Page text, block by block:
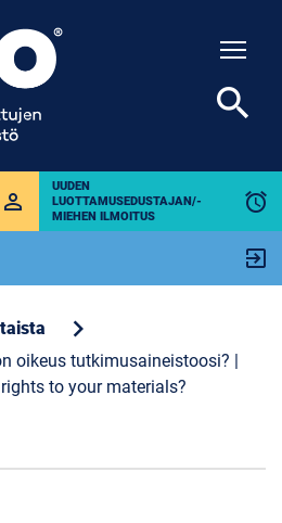
perm_identity
UUDEN
LUOTTAMUSEDUSTAJAN/-
MIEHEN ILMOITUS
alarm
exit_to_app
search
chevron_right
oikeus tutkimusaineistoosi? |
to your materials?